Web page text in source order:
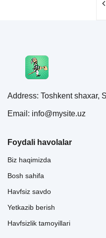
Address: Toshkent shaxar,
Email: info@mysite.uz
Foydali havolalar
Biz haqimizda
Bosh sahifa
Havfsiz savdo
Yetkazib berish
Havfsizlik tamoyillari